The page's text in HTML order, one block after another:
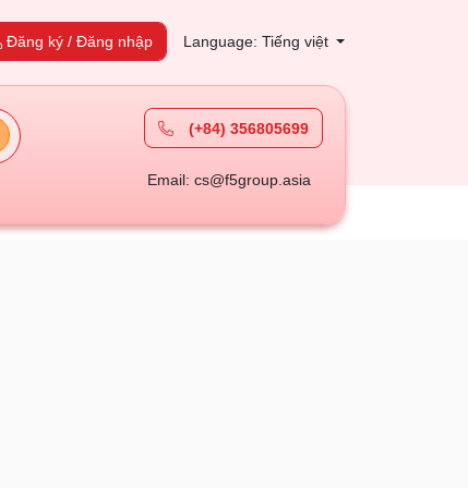
Đăng ký / Đăng nhập Language: Tiếng việt
(+84) 356805699
Email: cs@f5group.asia